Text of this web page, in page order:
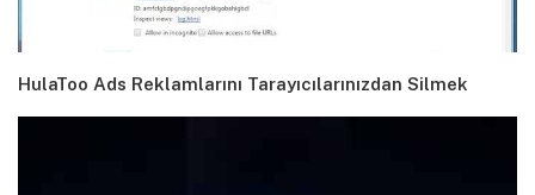
HulaToo Ads Reklamlarını Tarayıcılarınızdan Silmek